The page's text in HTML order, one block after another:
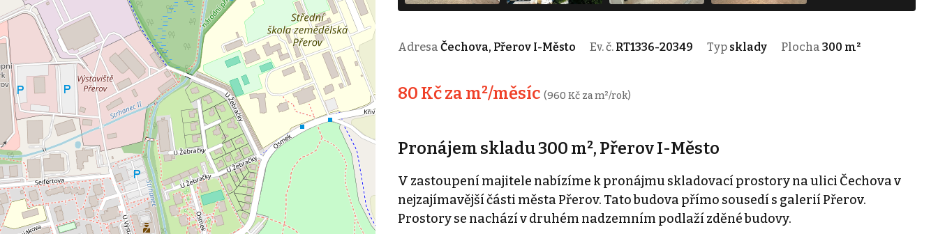
Adresa Čechova, Přerov I-Město Ev. č. RT1336-20349 Typ sklady Plocha 300 m²
80 Kč za m²/měsíc (960 Kč za m²/rok)
Pronájem skladu 300 m², Přerov I-Město
V zastoupení majitele nabízíme k pronájmu skladovací prostory na ulici Čechova v
nejzajímavější části města Přerov. Tato budova přímo sousedí s galerií Přerov.
Prostory se nachází v druhém nadzemním podlaží zděné budovy.